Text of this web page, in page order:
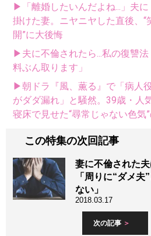
▶「離婚したいんだよね...」夫
掛けた妻。ニヤニヤした直後、“
開”に大後悔
▶夫に不倫されたら...私の復讐
料ぶん取ります」
▶朝ドラ『風、薫る』で「病人
がダダ漏れ」と騒然。39歳・人
寝床で見せた“尋常じゃない色気
この特集の次回記事
妻に不倫された
「周りに“ダメ夫
ない」
2018.03.17
次の記事